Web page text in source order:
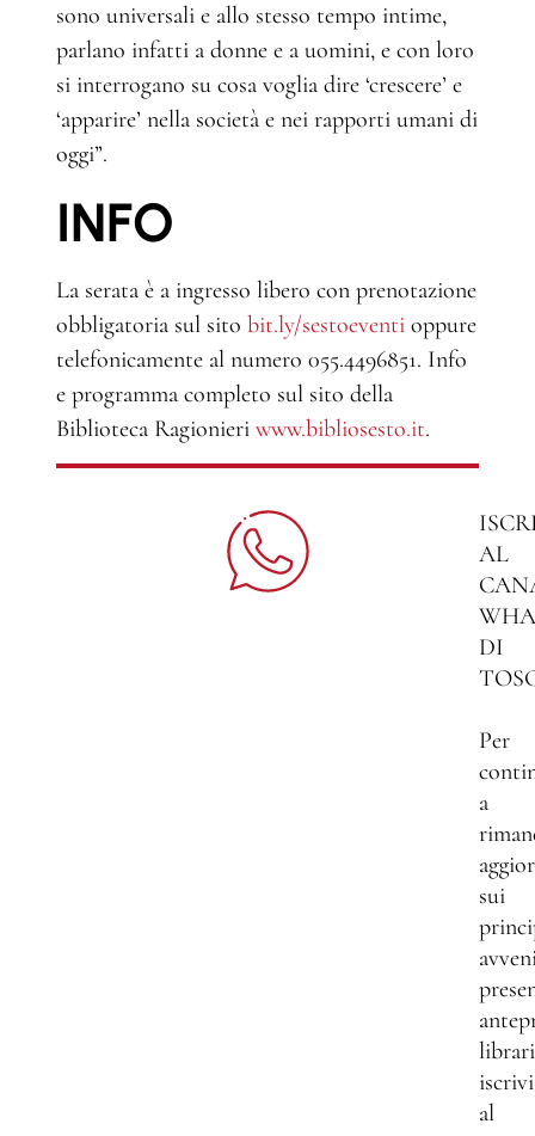
sono universali e allo stesso tempo intime,
parlano infatti a donne e a uomini, e con loro
si interrogano su cosa voglia dire ‘crescere’ e
‘apparire’ nella società e nei rapporti umani di
oggi”.
INFO
La serata è a ingresso libero con prenotazione
obbligatoria sul sito bit.ly/sestoeventi oppure
telefonicamente al numero 055.4496851. Info
e programma completo sul sito della
Biblioteca Ragionieri www.bibliosesto.it.
AL
DI
Per
a
sui
al